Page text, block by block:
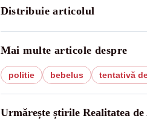
Distribuie articolul
Mai multe articole despre
politie bebelus tentativă
Urmărește știrile Realitatea de